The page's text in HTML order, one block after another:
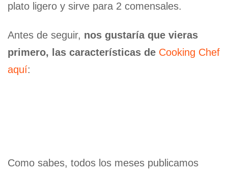
plato ligero y sirve para 2 comensales.
Antes de seguir, nos gustaría que vieras
primero, las características de Cooking Chef
aquí:
Como sabes, todos los meses publicamos